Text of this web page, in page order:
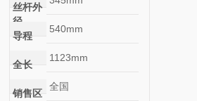
丝杆外
径
导程
540mm
全长
1123mm
销售区
全国